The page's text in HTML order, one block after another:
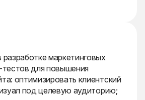
разработке маркетинговых
тестов для повышения
оптимизировать клиентский
под целевую аудиторию;